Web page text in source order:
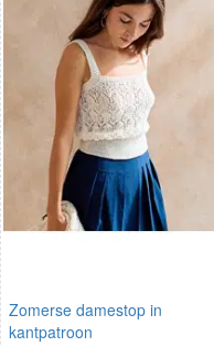
Zomerse damestop in
kantpatroon